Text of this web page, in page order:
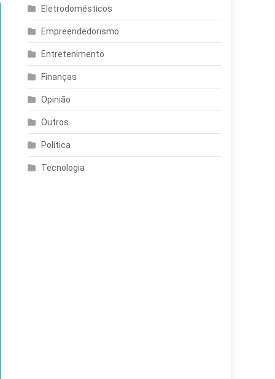
Eletrodomésticos
Empreendedorismo
Entretenimento
Finanças
Opinião
Outros
Política
Tecnologia